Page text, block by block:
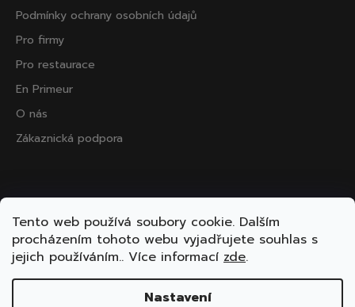
Tento web používá soubory cookie. Dalším
procházením tohoto webu vyjadřujete souhlas s
jejich používáním.. Více informací zde.
Nastavení
Podmínky ochrany osobních údajů
Pro firmy
Pro restaurace
En Primeur
O nás
Zákaznická podpora
Přijímáme online platby